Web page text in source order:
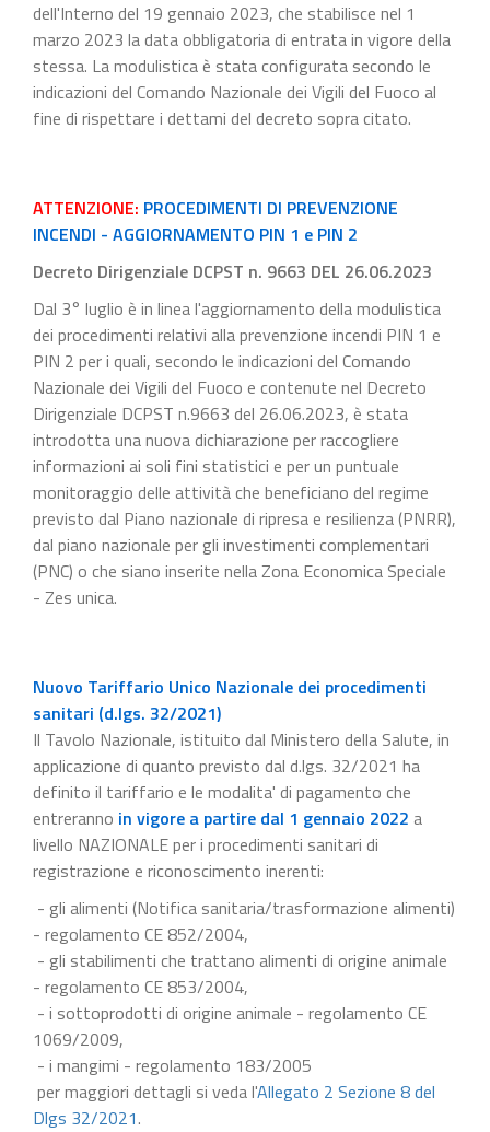
dell'Interno del 19 gennaio 2023, che stabilisce nel 1
marzo 2023 la data obbligatoria di entrata in vigore della
stessa. La modulistica è stata configurata secondo le
indicazioni del Comando Nazionale dei Vigili del Fuoco al
fine di rispettare i dettami del decreto sopra citato.
ATTENZIONE: PROCEDIMENTI DI PREVENZIONE
INCENDI - AGGIORNAMENTO PIN 1 e PIN 2
Decreto Dirigenziale DCPST n. 9663 DEL 26.06.2023
Dal 3° luglio è in linea l'aggiornamento della modulistica
dei procedimenti relativi alla prevenzione incendi PIN 1 e
PIN 2 per i quali, secondo le indicazioni del Comando
Nazionale dei Vigili del Fuoco e contenute nel Decreto
Dirigenziale DCPST n.9663 del 26.06.2023, è stata
introdotta una nuova dichiarazione per raccogliere
informazioni ai soli fini statistici e per un puntuale
monitoraggio delle attività che beneficiano del regime
previsto dal Piano nazionale di ripresa e resilienza (PNRR),
dal piano nazionale per gli investimenti complementari
(PNC) o che siano inserite nella Zona Economica Speciale
- Zes unica.
Nuovo Tariffario Unico Nazionale dei procedimenti
sanitari (d.lgs. 32/2021)
Il Tavolo Nazionale, istituito dal Ministero della Salute, in
applicazione di quanto previsto dal d.lgs. 32/2021 ha
definito il tariffario e le modalita' di pagamento che
entreranno in vigore a partire dal 1 gennaio 2022 a
livello NAZIONALE per i procedimenti sanitari di
registrazione e riconoscimento inerenti:
- gli alimenti (Notifica sanitaria/trasformazione alimenti)
- regolamento CE 852/2004,
- gli stabilimenti che trattano alimenti di origine animale
- regolamento CE 853/2004,
- i sottoprodotti di origine animale - regolamento CE
1069/2009,
- i mangimi - regolamento 183/2005
per maggiori dettagli si veda l'Allegato 2 Sezione 8 del
Dlgs 32/2021.